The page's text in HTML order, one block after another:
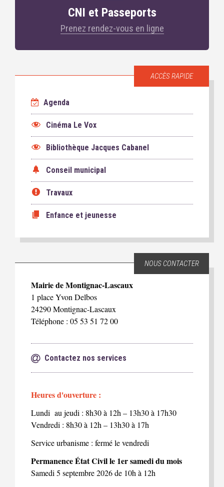
CNI et Passeports
Prenez rendez-vous en ligne
ACCÈS RAPIDE
Agenda
Cinéma Le Vox
Bibliothèque Jacques Cabanel
Conseil municipal
Travaux
Enfance et jeunesse
NOUS CONTACTER
Mairie de Montignac-Lascaux
1 place Yvon Delbos
24290 Montignac-Lascaux
Téléphone : 05 53 51 72 00
Contactez nos services
Heures d'ouverture :
Lundi au jeudi : 8h30 à 12h – 13h30 à 17h30
Vendredi : 8h30 à 12h – 13h30 à 17h
Service urbanisme : fermé le vendredi
Permanence État Civil le 1er samedi du mois
Samedi 5 septembre 2026 de 10h à 12h